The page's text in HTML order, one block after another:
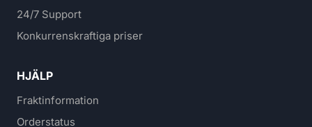
24/7 Support
Konkurrenskraftiga priser
HJÄLP
Fraktinformation
Orderstatus